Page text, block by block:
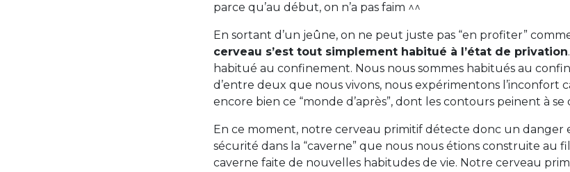
parce qu’au début, on n’a pas faim ^^
En sortant d’un jeûne, on ne peut juste pas “en profiter”
cerveau s’est tout simplement habitué à l’état de privation
habitué au confinement. Nous nous sommes habitués au
d’entre deux que nous vivons, nous expérimentons l’inconfort
encore bien ce “monde d’après”, dont les contours peinent à se
En ce moment, notre cerveau primitif détecte donc un danger
sécurité dans la “caverne” que nous nous étions construite au
caverne faite de nouvelles habitudes de vie. Notre cerveau